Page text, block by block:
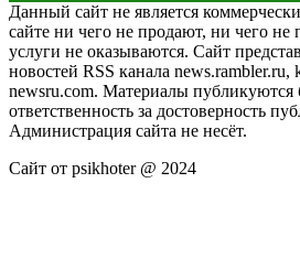
Данный сайт не является
сайте ни чего не продают, ни чего не
услуги не оказываются. Сайт
новостей RSS канала news.rambler.ru,
newsru.com. Материалы публикуются
ответственность за достоверность
Администрация сайта не несёт.
Сайт от psikhoter @ 2024